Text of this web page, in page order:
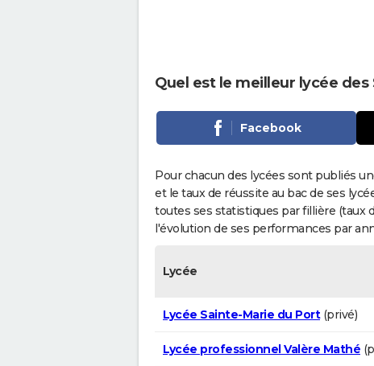
Quel est le meilleur lycée des
Facebook
Pour chacun des lycées sont publiés
et le taux de réussite au bac de ses
toutes ses statistiques par fillière (taux
l'évolution de ses performances par
Lycée
Lycée Sainte-Marie du Port(privé)
Lycée professionnel Valère Mathé